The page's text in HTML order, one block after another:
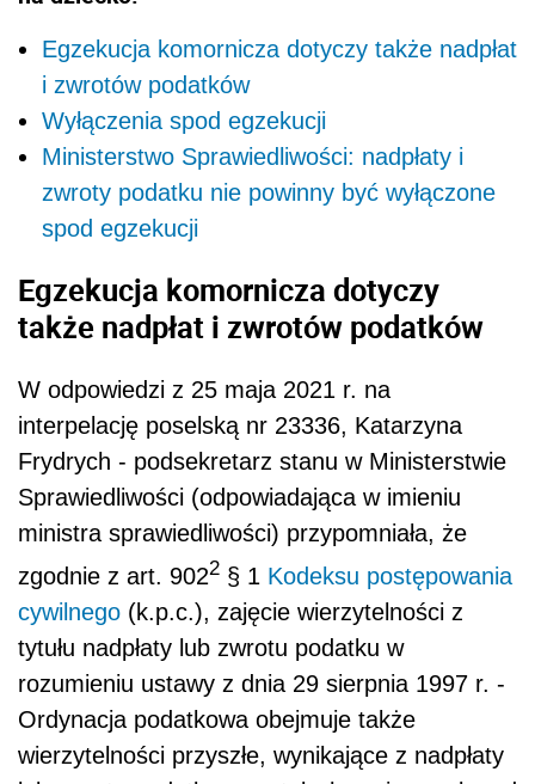
Egzekucja komornicza dotyczy także nadpłat
i zwrotów podatków
Wyłączenia spod egzekucji
Ministerstwo Sprawiedliwości: nadpłaty i
zwroty podatku nie powinny być wyłączone
spod egzekucji
Egzekucja komornicza dotyczy
także nadpłat i zwrotów podatków
W odpowiedzi z 25 maja 2021 r. na
interpelację poselską nr 23336, Katarzyna
Frydrych - podsekretarz stanu w Ministerstwie
Sprawiedliwości (odpowiadająca w imieniu
ministra sprawiedliwości) przypomniała, że
zgodnie z art. 9022 § 1 Kodeksu postępowania
cywilnego (k.p.c.), zajęcie wierzytelności z
tytułu nadpłaty lub zwrotu podatku w
rozumieniu ustawy z dnia 29 sierpnia 1997 r. -
Ordynacja podatkowa obejmuje także
wierzytelności przyszłe, wynikające z nadpłaty